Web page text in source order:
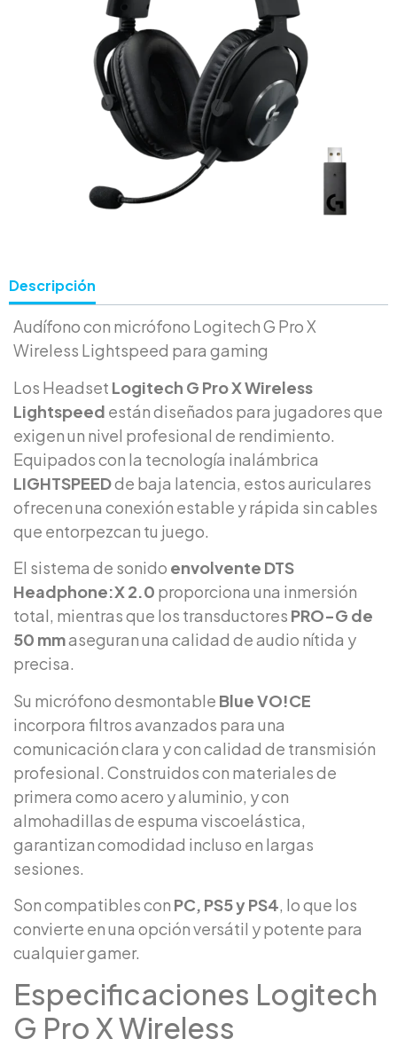
Descripción
Audífono con micrófono Logitech G Pro X
Wireless Lightspeed para gaming
Los Headset Logitech G Pro X Wireless
Lightspeed están diseñados para jugadores que
exigen un nivel profesional de rendimiento.
Equipados con la tecnología inalámbrica
LIGHTSPEEDde baja latencia, estos auriculares
ofrecen una conexión estable y rápida sin cables
que entorpezcan tu juego.
El sistema de sonido envolvente DTS
Headphone:X 2.0 proporciona una inmersión
total, mientras que los transductores PRO-G de
50 mmaseguran una calidad de audio nítida y
precisa.
Su micrófono desmontable Blue VO!CE
incorpora filtros avanzados para una
comunicación clara y con calidad de transmisión
profesional. Construidos con materiales de
primera como acero y aluminio, y con
almohadillas de espuma viscoelástica,
garantizan comodidad incluso en largas
sesiones.
Son compatibles con PC, PS5 y PS4, lo que los
convierte en una opción versátil y potente para
cualquier gamer.
Especificaciones Logitech
G Pro X Wireless